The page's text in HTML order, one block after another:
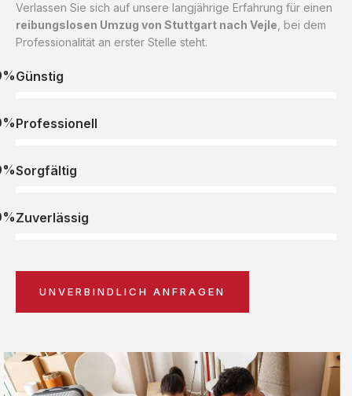
Verlassen Sie sich auf unsere langjährige Erfahrung für einen
reibungslosen Umzug von Stuttgart nach Vejle , bei dem
Professionalität an erster Stelle steht.
Günstig
Professionell
Sorgfältig
Zuverlässig
UNVERBINDLICH ANFRAGEN